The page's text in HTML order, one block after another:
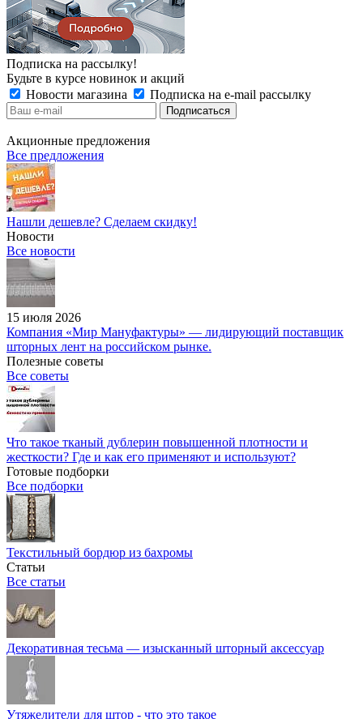
Подписка на рассылку!
Будьте в курсе новинок и акций
Новости магазина
Подписка на e-mail рассылку
Акционные предложения
Все предложения
Нашли дешевле? Сделаем скидку!
Новости
Все новости
15 июля 2026
Компания «Мир Мануфактуры» — лидирующий поставщик
шторных лент на российском рынке.
Полезные советы
Все советы
Что такое тканый дублерин повышенной плотности и
жесткости? Где и как его применяют и используют?
Готовые подборки
Все подборки
Текстильный бордюр из бахромы
Статьи
Все статьи
Декоративная тесьма — изысканный шторный аксессуар
Утяжелители для штор - что это такое